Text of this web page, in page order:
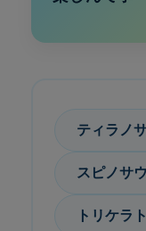
ティラノ
スピノサ
トリケラ